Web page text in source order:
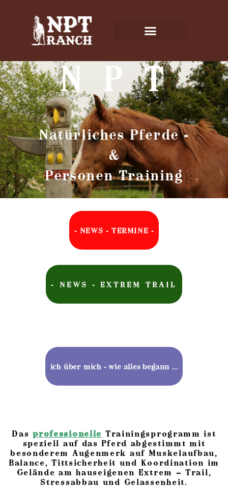
N P T
Natürliches Pferde -
&
Personen Training
- NEWS - TERMINE -
- NEWS - EXTREM TRAIL
ich über mich - wie alles begann ...
Dasprofessionelle Trainingsprogramm ist
speziell auf das Pferd abgestimmt mit
besonderem Augenmerk auf Muskelaufbau,
Balance, Tittsicherheit und Koordination im
Gelände am hauseigenen Extrem – Trail,
Stressabbau und Gelassenheit.